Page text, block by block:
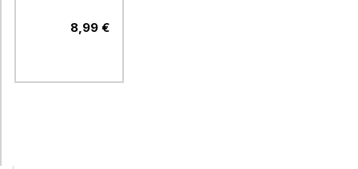
meter, črn
8,99 €